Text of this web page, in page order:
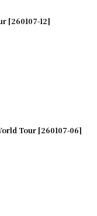
[260107-12]
Tour [260107-06]